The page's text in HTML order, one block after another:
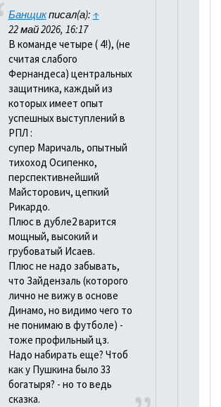
Банщикписал(а): ↑
22 май 2026, 16:17
В команде четыре ( 4!), (не
считая слабого
Фернандеса) центральных
защитника, каждый из
которых имеет опыт
успешных выступлений в
РПЛ :
супер Маричаль, опытный
тихоход Осипенко,
перспективнейший
Майсторович, цепкий
Рикардо.
Плюс в дубле2 варится
мощный, высокий и
грубоватый Исаев.
Плюс не надо забывать,
что Зайдензаль (которого
лично не вижу в основе
Динамо, но видимо чего то
не понимаю в футболе) -
тоже профильный цз.
Надо набирать еще? Чтоб
как у Пушкина было 33
богатыря? - но то ведь
сказка.